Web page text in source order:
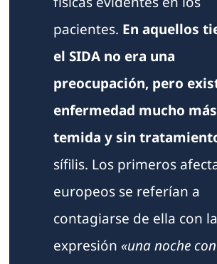
pacientes. En aquellos
el SIDA no era una
preocupación, pero
enfermedad mucho más
temida y sin
sífilis. Los primeros
europeos se referían a
contagiarse de ella con la
expresión «una noche